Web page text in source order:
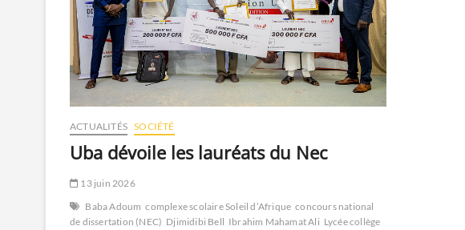
ACTUALITÉS SOCIÉTÉ
Uba dévoile les lauréats du Nec
13 juin 2026
Baba Adoum complexe scolaire Soleil d’Afrique concours national
de dissertation (NEC) Djimidibi Bell Ibrahim Mahamat Ali Lycée collège